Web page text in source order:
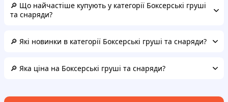
🔎 Що найчастіше купують у категорії Боксерські груші
та снаряди?
🔎 Які новинки в категорії Боксерські груші та снаряди?
🔎 Яка ціна на Боксерські груші та снаряди?